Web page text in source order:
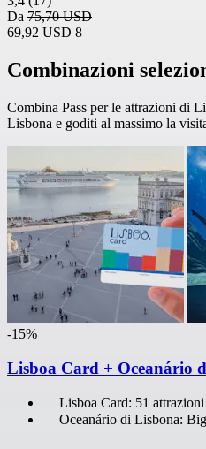
Da 75,70 USD
69,92 USD 8
Combinazioni
Combina Pass per le attrazioni di
Lisbona e goditi al massimo la
-15%
Lisboa Card + Oceanário
Lisboa Card: 51
Oceanário di Lisbona: